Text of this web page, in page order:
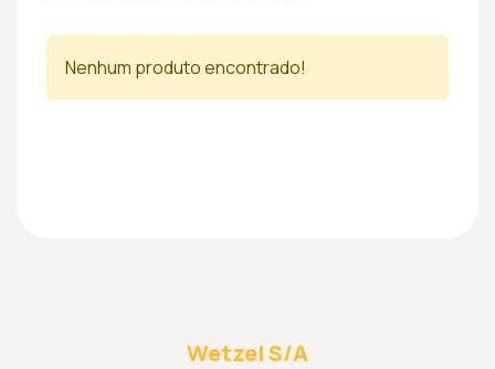
Nenhum produto encontrado!
Wetzel S/A